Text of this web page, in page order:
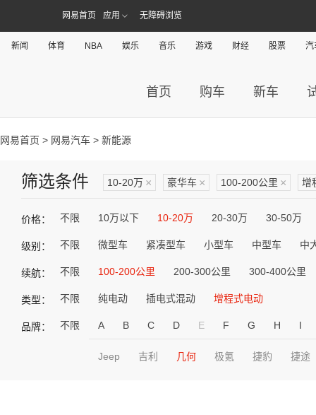
网易首页 应用 无障碍浏览
新闻 体育 NBA 娱乐 音乐 游戏 财经 股票 汽
首页 购车 新车
网易首页 > 网易汽车 > 新能源
筛选条件 10-20万 × 豪华车 × 100-200公里 × 增
价格： 不限 10万以下 10-20万 20-30万 30-50万
级别： 不限 微型车 紧凑型车 小型车 中型车 中
续航： 不限 100-200公里 200-300公里 300-400公里
类型： 不限 纯电动 插电式混动 增程式电动
品牌： 不限 A B C D E F G H I
Jeep 吉利 几何 极氪 捷豹 捷途